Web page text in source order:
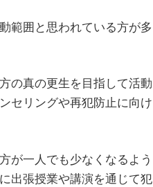
範囲と思われている方が多
の真の更生を目指して活動
セリングや再犯防止に向け
が一人でも少なくなるよう
出張授業や講演を通じて犯